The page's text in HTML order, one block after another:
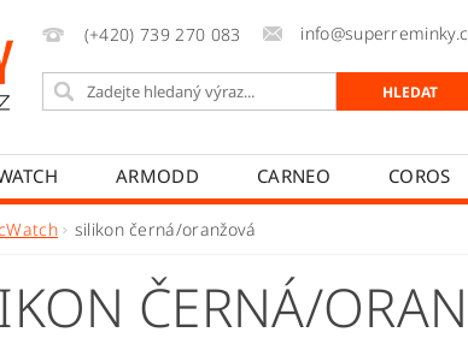
(+420) 739 270 083
ARMODD CARNEO COROS
NEOGO
JAK REKLAMOVAT JAK ODSTOUPIT OD
silikon černá/oranžová
ČERNÁ/